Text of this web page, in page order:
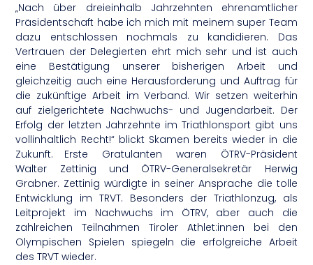
„Nach über dreieinhalb Jahrzehnten ehrenamtlicher
Präsidentschaft habe ich mich mit meinem super Team
dazu entschlossen nochmals zu kandidieren. Das
Vertrauen der Delegierten ehrt mich sehr und ist auch
eine Bestätigung unserer bisherigen Arbeit und
gleichzeitig auch eine Herausforderung und Auftrag für
die zukünftige Arbeit im Verband. Wir setzen weiterhin
auf zielgerichtete Nachwuchs- und Jugendarbeit. Der
Erfolg der letzten Jahrzehnte im Triathlonsport gibt uns
vollinhaltlich Recht!“ blickt Skamen bereits wieder in die
Zukunft. Erste Gratulanten waren ÖTRV-Präsident
Walter Zettinig und ÖTRV-Generalsekretär Herwig
Grabner. Zettinig würdigte in seiner Ansprache die tolle
Entwicklung im TRVT. Besonders der Triathlonzug, als
Leitprojekt im Nachwuchs im ÖTRV, aber auch die
zahlreichen Teilnahmen Tiroler Athlet:innen bei den
Olympischen Spielen spiegeln die erfolgreiche Arbeit
des TRVT wieder.